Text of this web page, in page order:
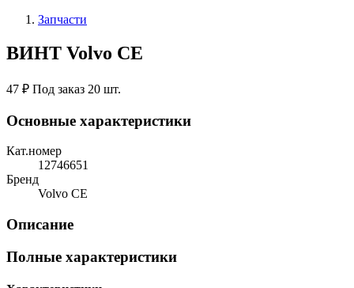
Запчасти
ВИНТ Volvo CE
47 ₽ Под заказ 20 шт.
Основные характеристики
Кат.номер
12746651
Бренд
Volvo CE
Описание
Полные характеристики